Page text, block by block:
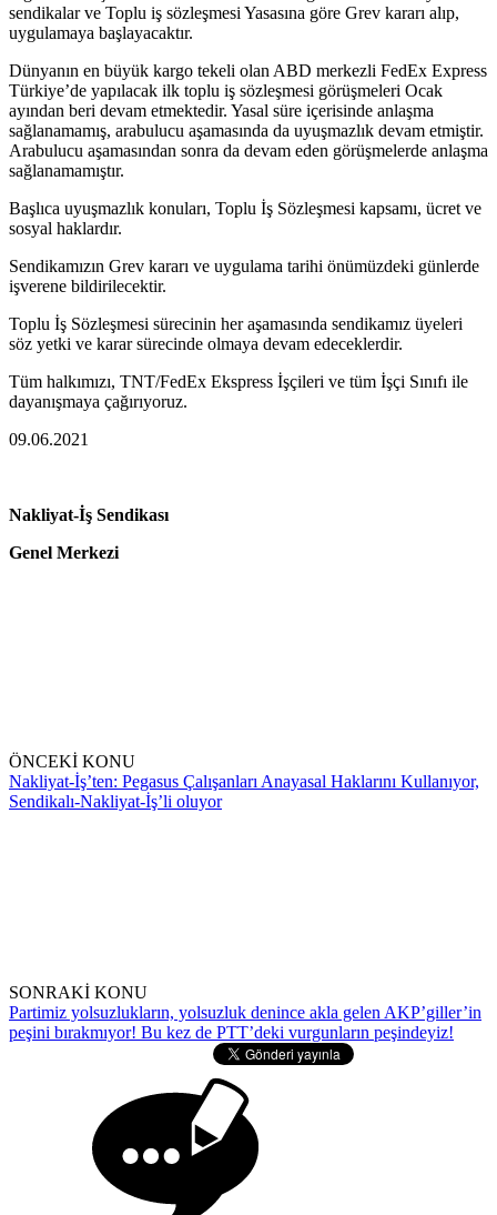
sendikalar ve Toplu iş sözleşmesi Yasasına göre Grev kararı alıp,
uygulamaya başlayacaktır.
Dünyanın en büyük kargo tekeli olan ABD merkezli FedEx Express
Türkiye’de yapılacak ilk toplu iş sözleşmesi görüşmeleri Ocak
ayından beri devam etmektedir. Yasal süre içerisinde anlaşma
sağlanamamış, arabulucu aşamasında da uyuşmazlık devam etmiştir.
Arabulucu aşamasından sonra da devam eden görüşmelerde anlaşma
sağlanamamıştır.
Başlıca uyuşmazlık konuları, Toplu İş Sözleşmesi kapsamı, ücret ve
sosyal haklardır.
Sendikamızın Grev kararı ve uygulama tarihi önümüzdeki günlerde
işverene bildirilecektir.
Toplu İş Sözleşmesi sürecinin her aşamasında sendikamız üyeleri
söz yetki ve karar sürecinde olmaya devam edeceklerdir.
Tüm halkımızı, TNT/FedEx Ekspress İşçileri ve tüm İşçi Sınıfı ile
dayanışmaya çağırıyoruz.
09.06.2021
Nakliyat-İş Sendikası
Genel Merkezi
ÖNCEKİ KONU
Nakliyat-İş’ten: Pegasus Çalışanları Anayasal Haklarını Kullanıyor,
Sendikalı-Nakliyat-İş’li oluyor
SONRAKİ KONU
Partimiz yolsuzlukların, yolsuzluk denince akla gelen AKP’giller’in
peşini bırakmıyor! Bu kez de PTT’deki vurgunların peşindeyiz!